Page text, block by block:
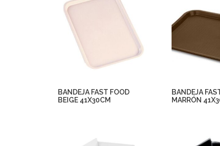
BANDEJA FAST FOOD
BEIGE 41X30CM
BANDEJA
MARRÓN